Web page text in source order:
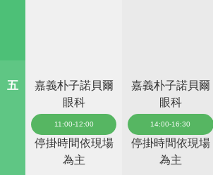
五
嘉義朴子諾貝爾
眼科
11:00-12:00
停掛時間依現場
為主
嘉義朴子諾貝爾
眼科
14:00-16:30
停掛時間依現場
為主